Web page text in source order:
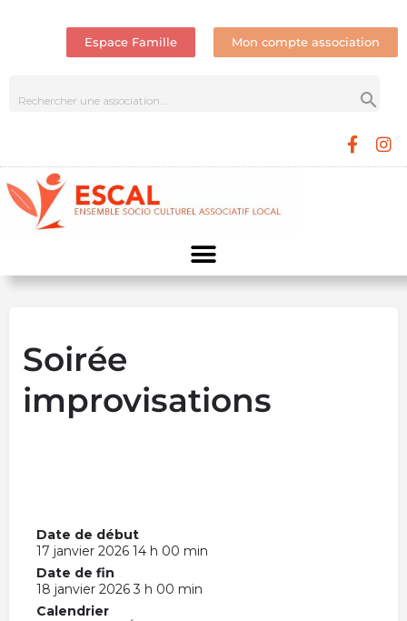
Espace Famille Mon compte association
Soirée
improvisations
Date de début
17 janvier 2026 14 h 00 min
Date de fin
18 janvier 2026 3 h 00 min
Calendrier